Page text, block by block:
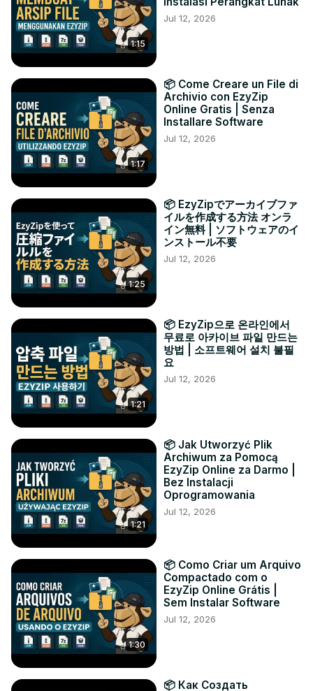
1:15
Jul 12, 2026
1:17
📦 Come Creare un File di
Archivio con EzyZip
Online Gratis | Senza
Installare Software
Jul 12, 2026
1:25
📦 EzyZipでアーカイブファ
イルを作成する方法 オンラ
イン無料 | ソフトウェアのイ
ンストール不要
Jul 12, 2026
1:21
📦 EzyZip으로 온라인에서
무료로 아카이브 파일 만드는
방법 | 소프트웨어 설치 불필
요
Jul 12, 2026
1:21
📦 Jak Utworzyć Plik
Archiwum za Pomocą
EzyZip Online za Darmo |
Bez Instalacji
Oprogramowania
Jul 12, 2026
1:30
📦 Como Criar um Arquivo
Compactado com o
EzyZip Online Grátis |
Sem Instalar Software
Jul 12, 2026
📦 Как Создать